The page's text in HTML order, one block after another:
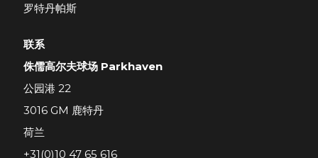
罗特丹帕斯
联系
侏儒高尔夫球场 Parkhaven
公园港 22
3016 GM 鹿特丹
荷兰
+31(0)10 47 65 616